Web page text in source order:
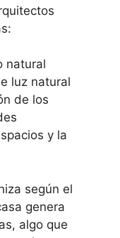
natural
luz natural
de los
y la
según el
genera
algo que